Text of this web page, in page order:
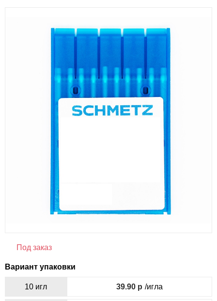
Под заказ
Вариант упаковки
10 игл 39.90 /игла